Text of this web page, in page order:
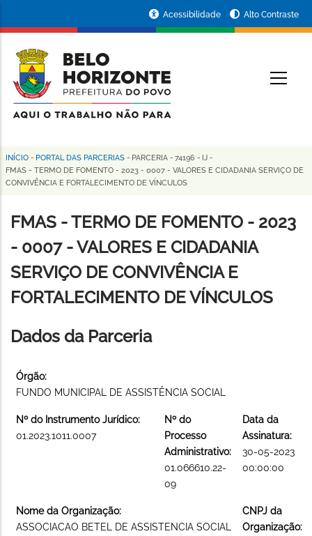
conteúdo
principal
da
Prefeitura
de
Horizonte
Acessibilidade Alto Contraste
Trilha
de
navegação
INÍCIO - PORTAL DAS PARCERIAS - PARCERIA - 74196 - IJ -
FMAS - TERMO DE FOMENTO - 2023 - 0007 - VALORES E CIDADANIA SERVIÇO DE
CONVIVÊNCIA E FORTALECIMENTO DE VÍNCULOS
FMAS - TERMO DE FOMENTO - 2023
- 0007 - VALORES E CIDADANIA
SERVIÇO DE CONVIVÊNCIA E
FORTALECIMENTO DE VÍNCULOS
Dados da Parceria
Órgão:
FUNDO MUNICIPAL DE ASSISTÊNCIA SOCIAL
Nº do Instrumento Jurídico:
01.2023.1011.0007
Nº do
Processo
Administrativo:
01.066610.22-
09
Data da
Assinatura:
30-05-2023
00:00:00
Nome da Organização:
ASSOCIACAO BETEL DE ASSISTENCIA SOCIAL
CNPJ da
Organização: